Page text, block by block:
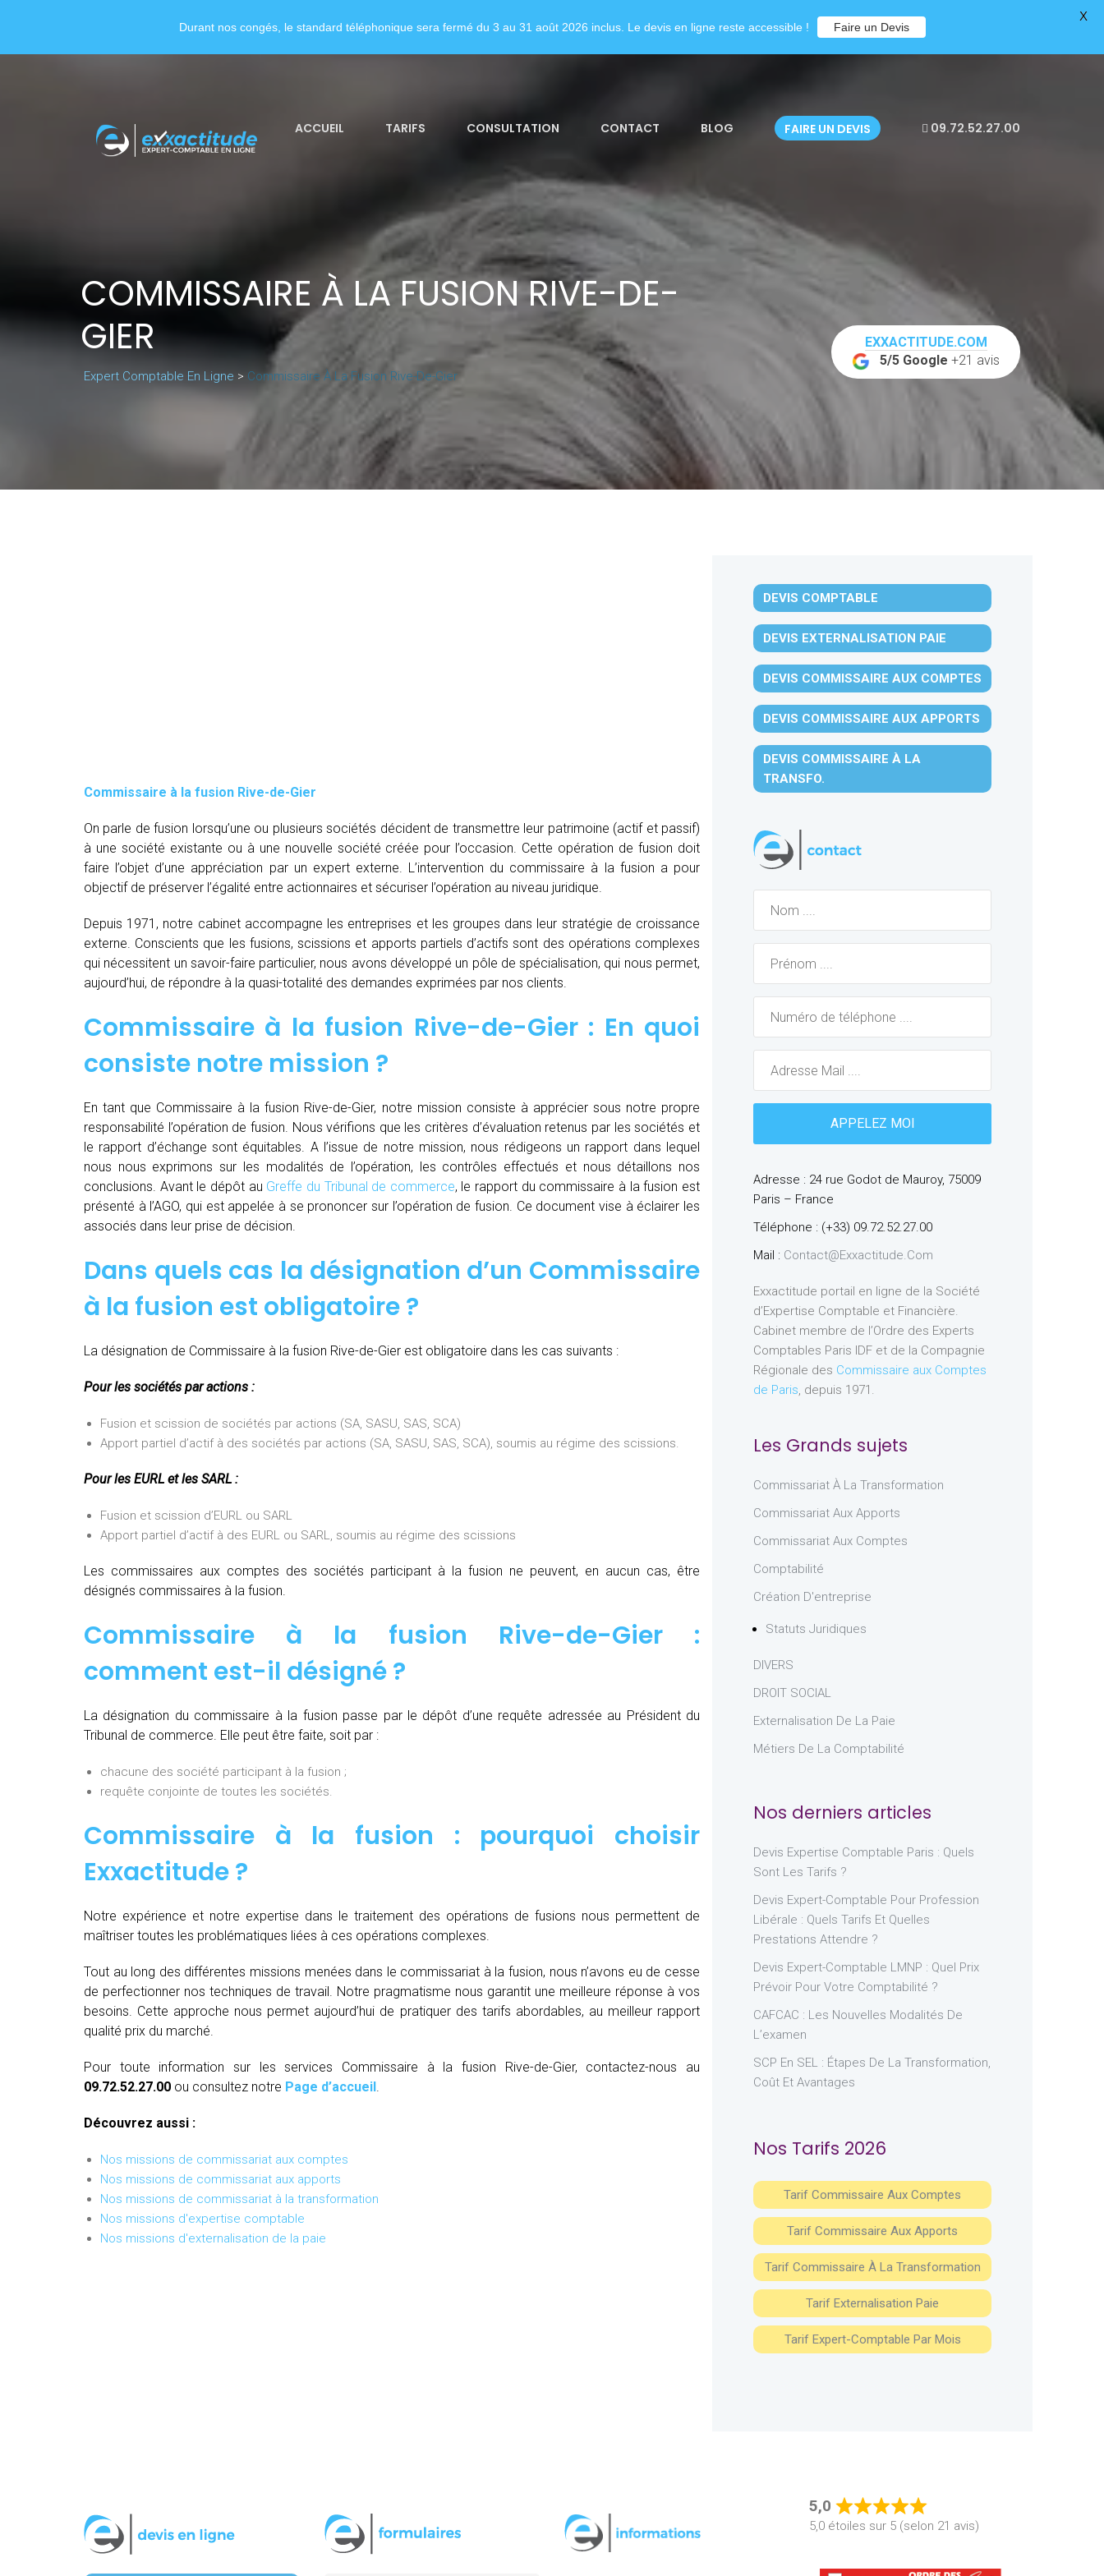
ACCUEIL TARIFS CONSULTATION CONTACT BLOG FAIRE UN DEVIS 09.72.52.27.00
COMMISSAIRE À LA FUSION RIVE-DE-
GIER
Expert Comptable En Ligne > Commissaire À La Fusion Rive-De-Gier
EXXACTITUDE.COM
5/5 Google +21 avis
Commissaire à la fusion Rive-de-Gier
On parle de fusion lorsqu’une ou plusieurs sociétés décident de transmettre leur patrimoine (actif et passif)
à une société existante ou à une nouvelle société créée pour l’occasion. Cette opération de fusion doit
faire l’objet d’une appréciation par un expert externe. L’intervention du commissaire à la fusion a pour
objectif de préserver l’égalité entre actionnaires et sécuriser l’opération au niveau juridique.
Depuis 1971, notre cabinet accompagne les entreprises et les groupes dans leur stratégie de croissance
externe. Conscients que les fusions, scissions et apports partiels d’actifs sont des opérations complexes
qui nécessitent un savoir-faire particulier, nous avons développé un pôle de spécialisation, qui nous permet,
aujourd’hui, de répondre à la quasi-totalité des demandes exprimées par nos clients.
Commissaire à la fusion Rive-de-Gier : En quoi
consiste notre mission ?
En tant que Commissaire à la fusion Rive-de-Gier, notre mission consiste à apprécier sous notre propre
responsabilité l’opération de fusion. Nous vérifions que les critères d’évaluation retenus par les sociétés et
le rapport d’échange sont équitables. A l’issue de notre mission, nous rédigeons un rapport dans lequel
nous nous exprimons sur les modalités de l’opération, les contrôles effectués et nous détaillons nos
conclusions. Avant le dépôt au Greffe du Tribunal de commerce, le rapport du commissaire à la fusion est
présenté à l’AGO, qui est appelée à se prononcer sur l’opération de fusion. Ce document vise à éclairer les
associés dans leur prise de décision.
Dans quels cas la désignation d’un Commissaire
à la fusion est obligatoire ?
La désignation de Commissaire à la fusion Rive-de-Gier est obligatoire dans les cas suivants :
Pour les sociétés par actions :
Fusion et scission de sociétés par actions (SA, SASU, SAS, SCA)
Apport partiel d’actif à des sociétés par actions (SA, SASU, SAS, SCA), soumis au régime des scissions.
Pour les EURL et les SARL :
Fusion et scission d’EURL ou SARL
Apport partiel d’actif à des EURL ou SARL, soumis au régime des scissions
Les commissaires aux comptes des sociétés participant à la fusion ne peuvent, en aucun cas, être
désignés commissaires à la fusion.
Commissaire à la fusion Rive-de-Gier :
comment est-il désigné ?
La désignation du commissaire à la fusion passe par le dépôt d’une requête adressée au Président du
Tribunal de commerce. Elle peut être faite, soit par :
chacune des société participant à la fusion ;
requête conjointe de toutes les sociétés.
Commissaire à la fusion : pourquoi choisir
Exxactitude ?
Notre expérience et notre expertise dans le traitement des opérations de fusions nous permettent de
maîtriser toutes les problématiques liées à ces opérations complexes.
Tout au long des différentes missions menées dans le commissariat à la fusion, nous n’avons eu de cesse
de perfectionner nos techniques de travail. Notre pragmatisme nous garantit une meilleure réponse à vos
besoins. Cette approche nous permet aujourd’hui de pratiquer des tarifs abordables, au meilleur rapport
qualité prix du marché.
Pour toute information sur les services Commissaire à la fusion Rive-de-Gier, contactez-nous au
09.72.52.27.00 ou consultez notre Page d’accueil.
Découvrez aussi :
Nos missions de commissariat aux comptes
Nos missions de commissariat aux apports
Nos missions de commissariat à la transformation
Nos missions d'expertise comptable
Nos missions d'externalisation de la paie
DEVIS COMPTABLE
DEVIS EXTERNALISATION PAIE
DEVIS COMMISSAIRE AUX COMPTES
DEVIS COMMISSAIRE AUX APPORTS
DEVIS COMMISSAIRE À LA
TRANSFO.
Adresse : 24 rue Godot de Mauroy, 75009
Paris – France
Téléphone : (+33) 09.72.52.27.00
Mail : Contact@exxactitude.com
Exxactitude portail en ligne de la Société
d’Expertise Comptable et Financière.
Cabinet membre de l’Ordre des Experts
Comptables Paris IDF et de la Compagnie
Régionale des Commissaire aux Comptes
de Paris, depuis 1971.
Les Grands sujets
Commissariat À La Transformation
Commissariat Aux Apports
Commissariat Aux Comptes
Comptabilité
Création D'entreprise
Statuts Juridiques
DIVERS
DROIT SOCIAL
Externalisation De La Paie
Métiers De La Comptabilité
Nos derniers articles
Devis Expertise Comptable Paris : Quels
Sont Les Tarifs ?
Devis Expert-Comptable Pour Profession
Libérale : Quels Tarifs Et Quelles
Prestations Attendre ?
Devis Expert-Comptable LMNP : Quel Prix
Prévoir Pour Votre Comptabilité ?
CAFCAC : Les Nouvelles Modalités De
L’examen
SCP En SEL : Étapes De La Transformation,
Coût Et Avantages
Nos Tarifs 2026
Tarif Commissaire Aux Comptes
Tarif Commissaire Aux Apports
Tarif Commissaire À La Transformation
Tarif Externalisation Paie
Tarif Expert-Comptable Par Mois
5,0
Rated
5,0
5,0 étoiles sur 5 (selon 21 avis)
Durant nos congés, le standard téléphonique sera fermé du 3 au 31 août 2026 inclus. Le devis en ligne reste accessible ! Faire un Devis
X